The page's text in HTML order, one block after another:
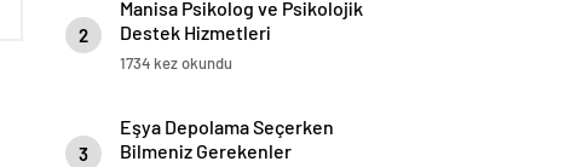
2
Manisa Psikolog ve Psikolojik
Destek Hizmetleri
1734 kez okundu
3
Eşya Depolama Seçerken
Bilmeniz Gerekenler